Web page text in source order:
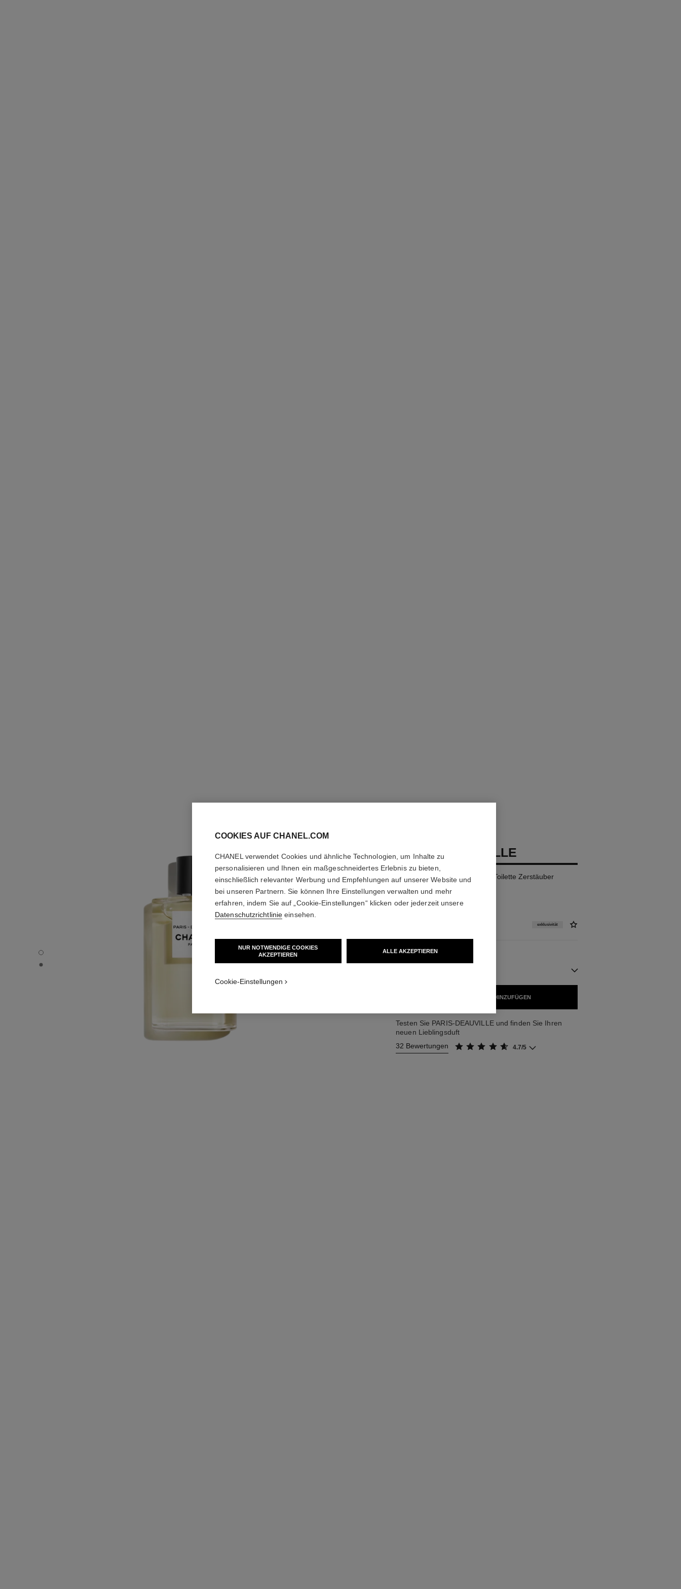
PARIS - DEAUVILLE - Standardansicht
PARIS - DEAUVILLE - Alternative Ansicht 1
PARIS - DEAUVILLE
Les Eaux de Chanel – Eau de Toilette Zerstäuber
Weitere Details
Ref. 102600
exklusivität
2 GRÖSSEN VERFÜGBAR
ZUM WARENKORB HINZUFÜGEN
Testen Sie PARIS-DEAUVILLE und finden Sie Ihren
neuen Lieblingsduft
32 Bewertungen
4.7/5
COOKIES AUF CHANEL.COM
CHANEL verwendet Cookies und ähnliche Technologien, um Inhalte zu
personalisieren und Ihnen ein maßgeschneidertes Erlebnis zu bieten,
einschließlich relevanter Werbung und Empfehlungen auf unserer Website und
bei unseren Partnern. Sie können Ihre Einstellungen verwalten und mehr
erfahren, indem Sie auf „Cookie-Einstellungen“ klicken oder jederzeit unsere
Datenschutzrichtlinie einsehen.
NUR NOTWENDIGE COOKIES
AKZEPTIEREN
ALLE AKZEPTIEREN
Cookie-Einstellungen